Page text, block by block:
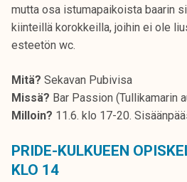
mutta osa istumapaikoista baarin
kiinteillä korokkeilla, joihin ei ole
esteetön wc.
Mitä? Sekavan Pubivisa
Missä? Bar Passion (Tullikamarin
Milloin? 11.6. klo 17-20.
PRIDE-KULKUEEN
KLO 14